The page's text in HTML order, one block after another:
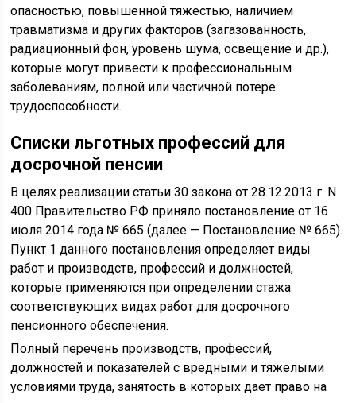
опасностью, повышенной тяжестью, наличием
травматизма и других факторов (загазованность,
радиационный фон, уровень шума, освещение и др.),
которые могут привести к профессиональным
заболеваниям, полной или частичной потере
трудоспособности.
Списки льготных профессий для
досрочной пенсии
В целях реализации статьи 30 закона от 28.12.2013 г. N
400 Правительство РФ приняло постановление от 16
июля 2014 года № 665 (далее — Постановление № 665).
Пункт 1 данного постановления определяет виды
работ и производств, профессий и должностей,
которые применяются при определении стажа
соответствующих видах работ для досрочного
пенсионного обеспечения.
Полный перечень производств, профессий,
должностей и показателей с вредными и тяжелыми
условиями труда, занятость в которых дает право на